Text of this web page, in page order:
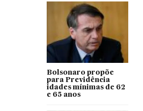
Bolsonaro propõe
para Previdência
idades mínimas de 62
e 65 anos